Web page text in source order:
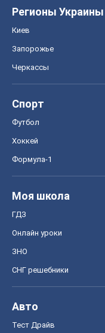
Регионы Украины
Киев
Запорожье
Черкассы
Спорт
Футбол
Хоккей
Формула-1
Моя школа
ГДЗ
Онлайн уроки
ЗНО
СНГ решебники
Авто
Тест Драйв